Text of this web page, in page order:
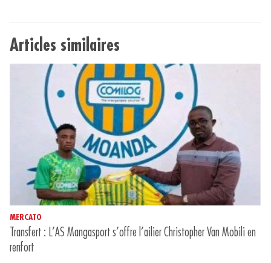
Articles similaires
MERCATO
Transfert : L’AS Mangasport s’offre l’ailier Christopher Van Mobili en
renfort